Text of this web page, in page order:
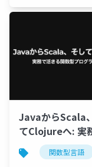
JavaからScala
てClojureへ: 実
きる関数型プロ
ング
関数型言語